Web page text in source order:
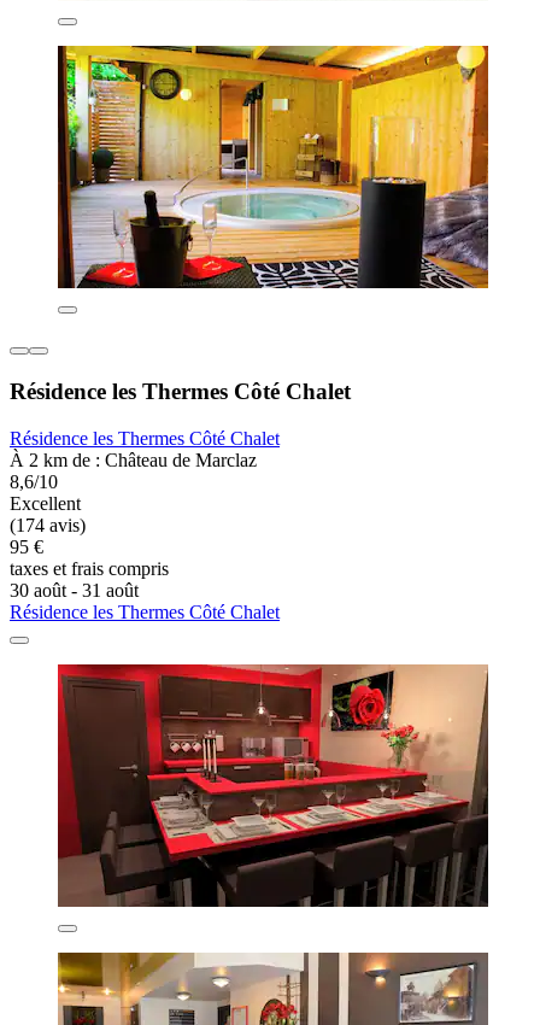
Résidence les Thermes Côté Chalet
Résidence les Thermes Côté Chalet
À 2 km de : Château de Marclaz
8,6/10
Excellent
(174 avis)
95 €
taxes et frais compris
30 août - 31 août
Résidence les Thermes Côté Chalet